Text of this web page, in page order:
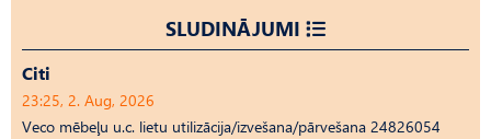
SLUDINĀJUMI
Citi
23:25, 2. Aug, 2026
Veco mēbeļu u.c. lietu utilizācija/izvešana/pārvešana 24826054